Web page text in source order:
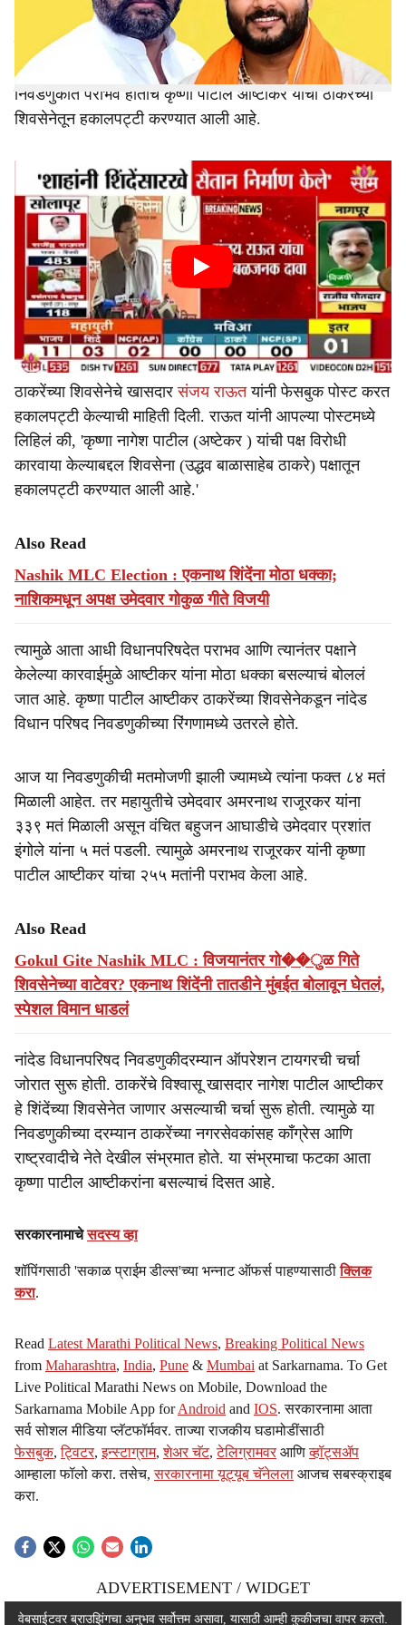
नांदेडविधानपरिषद निवडणुकीत आष्टीकर यांचा मुलगा कृष्णा पाटील
आष्टीकर यांना पराभवाचा सामना करावा लागला आहे. तर
निवडणुकीत पराभव होताच कृष्णा पाटील आष्टीकर यांची ठाकरेंच्या
शिवसेनेतून हकालपट्टी करण्यात आली आहे.
ठाकरेंच्या शिवसेनेचे खासदारसंजय राऊतयांनी फेसबुक पोस्ट करत
हकालपट्टी केल्याची माहिती दिली. राऊत यांनी आपल्या पोस्टमध्ये
लिहिलं की, 'कृष्णा नागेश पाटील (अष्टेकर ) यांची पक्ष विरोधी
कारवाया केल्याबद्दल शिवसेना (उद्धव बाळासाहेब ठाकरे) पक्षातून
हकालपट्टी करण्यात आली आहे.'
Also Read
Nashik MLC Election : एकनाथ शिंदेंना मोठा धक्का;
नाशिकमधून अपक्ष उमेदवार गोकुळ गीते विजयी
त्यामुळे आता आधी विधानपरिषदेत पराभव आणि त्यानंतर पक्षाने
केलेल्या कारवाईमुळे आष्टीकर यांना मोठा धक्का बसल्याचं बोललं
जात आहे. कृष्णा पाटील आष्टीकर ठाकरेंच्या शिवसेनेकडून नांदेड
विधान परिषद निवडणुकीच्या रिंगणामध्ये उतरले होते.
आज या निवडणुकीची मतमोजणी झाली ज्यामध्ये त्यांना फक्त ८४ मतं
मिळाली आहेत. तर महायुतीचे उमेदवार अमरनाथ राजूरकर यांना
३३९ मतं मिळाली असून वंचित बहुजन आघाडीचे उमेदवार प्रशांत
इंगोले यांना ५ मतं पडली. त्यामुळे अमरनाथ राजूरकर यांनी कृष्णा
पाटील आष्टीकर यांचा २५५ मतांनी पराभव केला आहे.
Also Read
Gokul Gite Nashik MLC : विजयानंतर गो��ुळ गिते
शिवसेनेच्या वाटेवर? एकनाथ शिंदेंनी तातडीने मुंबईत बोलावून घेतलं,
स्पेशल विमान धाडलं
नांदेड विधानपरिषद निवडणुकीदरम्यान ऑपरेशन टायगरची चर्चा
जोरात सुरू होती. ठाकरेंचे विश्वासू खासदार नागेश पाटील आष्टीकर
हे शिंदेंच्या शिवसेनेत जाणार असल्याची चर्चा सुरू होती. त्यामुळे या
निवडणुकीच्या दरम्यान ठाकरेंच्या नगरसेवकांसह काँग्रेस आणि
राष्ट्रवादीचे नेते देखील संभ्रमात होते. या संभ्रमाचा फटका आता
कृष्णा पाटील आष्टीकरांना बसल्याचं दिसत आहे.
सरकारनामाचेसदस्य व्हा
शॉपिंगसाठी 'सकाळ प्राईम डील्स'च्या भन्नाट ऑफर्स पाहण्यासाठीक्लिक
करा.
Read Latest Marathi Political News, Breaking Political News
from Maharashtra, India, Pune & Mumbai at Sarkarnama. To Get
Live Political Marathi News on Mobile, Download the
Sarkarnama Mobile App forAndroid and IOS. सरकारनामा आता
सर्व सोशल मीडिया प्लॅटफॉर्मवर. ताज्या राजकीय घडामोडींसाठी
फेसबुक,ट्विटर,इन्स्टाग्राम,शेअर चॅट,टेलिग्रामवर आणिव्हॉट्सॲप
आम्हाला फॉलो करा. तसेच,सरकारनामा यूट्यूब चॅनेलला आजच सबस्क्राइब
करा.
ADVERTISEMENT / WIDGET
ADVERTISEMENT / WIDGET
वेबसाईटवर ब्राउझिंगचा अनुभव सर्वोत्तम असावा, यासाठी आम्ही कुकीजचा वापर करतो.